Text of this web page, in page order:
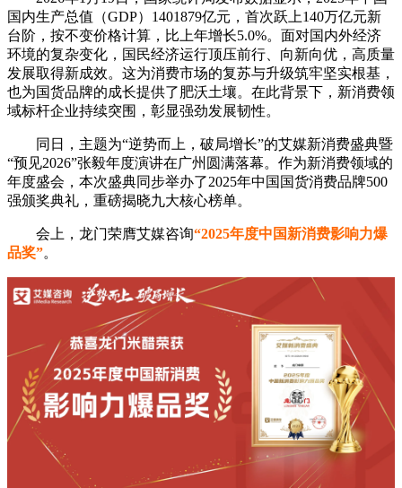
国内生产总值（GDP）1401879亿元，首次跃上140万亿元新
台阶，按不变价格计算，比上年增长5.0%。面对国内外经济
环境的复杂变化，国民经济运行顶压前行、向新向优，高质量
发展取得新成效。这为消费市场的复苏与升级筑牢坚实根基，
也为国货品牌的成长提供了肥沃土壤。在此背景下，新消费领
域标杆企业持续突围，彰显强劲发展韧性。
同日，主题为“逆势而上，破局增长”的艾媒新消费盛典暨
“预见2026”张毅年度演讲在广州圆满落幕。作为新消费领域的
年度盛会，本次盛典同步举办了2025年中国国货消费品牌500
强颁奖典礼，重磅揭晓九大核心榜单。
会上，龙门荣膺艾媒咨询“2025年度中国新消费影响力爆
品奖”。